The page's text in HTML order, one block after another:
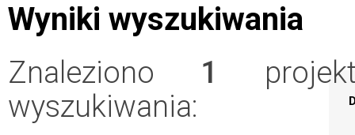
Wyniki wyszukiwania
Znaleziono 1
wyszukiwania: